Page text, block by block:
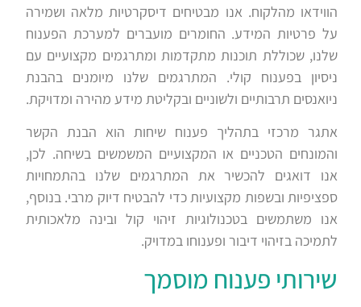
הווידאו מהלקוח. אנו מבטיחים דיסקרטיות מלאה ושמירה
על פרטיות המידע. החומרים מועברים למערכת הפענוח
שלנו, שכוללת תוכנות מתקדמות ומתרגמים מקצועיים עם
ניסיון בפענוח קולי. המתרגמים שלנו מיומנים בהבנת
ניואנסים תרבותיים ולשוניים ובקליטת מידע מהירה ומדויקת.
אתגר מרכזי בתהליך פענוח שיחות הוא הבנת הקשר
והמונחים הטכניים או המקצועיים המשמשים בשיחה. לכן,
אנו דואגים להכשיר את המתרגמים שלנו בהתמחויות
ספציפיות ובשפות מקצועיות כדי להבטיח דיוק מרבי. בנוסף,
אנו משתמשים בטכנולוגיות זיהוי קול ובינה מלאכותית
לתמיכה בזיהוי דיבור ופענוחו במדויק.
שירותי פענוח מוסמך